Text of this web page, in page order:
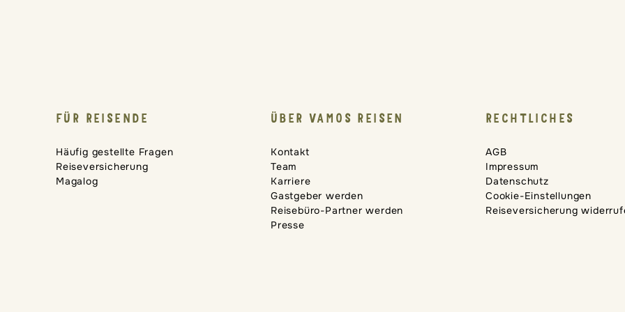
FÜR REISENDE
Häufig gestellte Fragen
Reiseversicherung
Magalog
ÜBER VAMOS REISEN
Kontakt
Team
Karriere
Gastgeber werden
Reisebüro-Partner werden
Presse
RECHTLICHES
AGB
Impressum
Datenschutz
Cookie-Einstellungen
Reiseversicherung